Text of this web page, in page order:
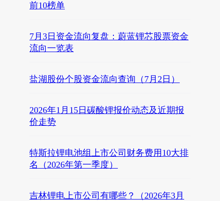
前10榜单
7月3日资金流向复盘：蔚蓝锂芯股票资金
流向一览表
盐湖股份个股资金流向查询（7月2日）
2026年1月15日碳酸锂报价动态及近期报
价走势
特斯拉锂电池组上市公司财务费用10大排
名（2026年第一季度）
吉林锂电上市公司有哪些？（2026年3月